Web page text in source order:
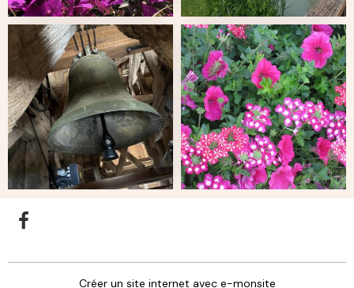
Créer un site internet avec e-monsite